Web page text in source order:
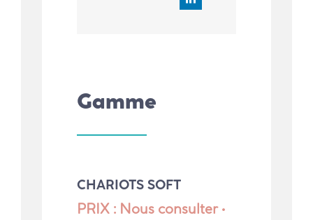
Gamme
CHARIOTS SOFT
PRIX : Nous consulter •